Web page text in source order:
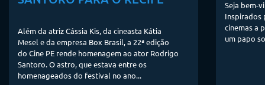
Além da atriz Cássia Kis, da cineasta Kátia
Mesel e da empresa Box Brasil, a 22ª edição
do Cine PE rende homenagem ao ator Rodrigo
Santoro. O astro, que estava entre os
homenageados do festival no ano...
Seja bem-
Inspirados
cinemas a
um papo